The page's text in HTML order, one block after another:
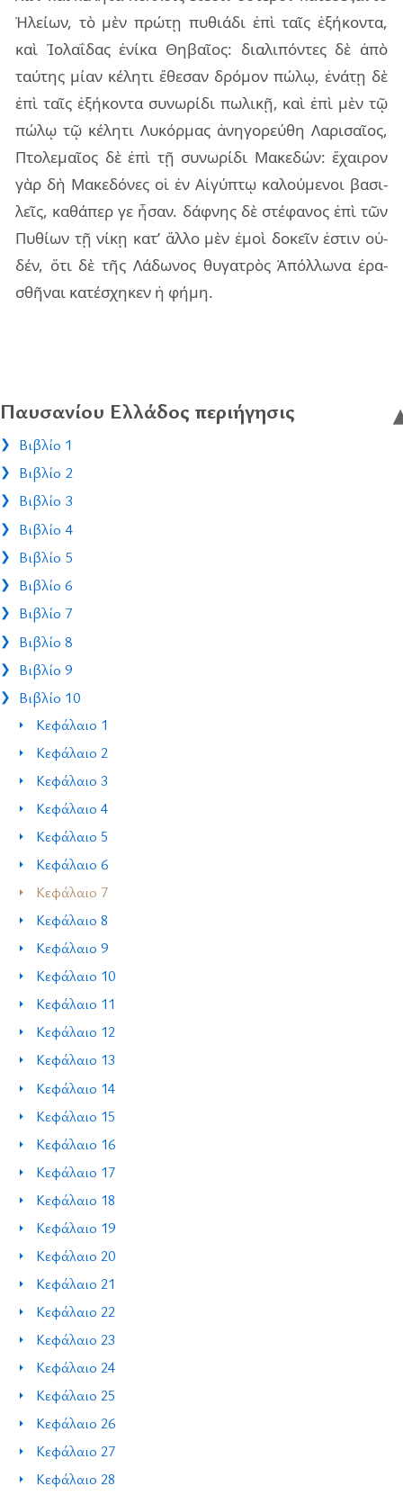
Ἠλεί­ων, τὸ μὲν πρώ­τῃ πυ­θιά­δι ἐπὶ ταῖς ἑξή­κον­τα,
καὶ Ἰολα­ΐ­δας ἐνί­κα Θηβαῖ­ος: δια­λι­πόν­τες δὲ ἀπὸ
ταύ­της μίαν κέ­λη­τι ἔθε­σαν δρό­μον πώλῳ, ἐνά­τῃ δὲ
ἐπὶ ταῖς ἑξή­κον­τα συ­νω­ρί­δι πω­λι­κῇ, καὶ ἐπὶ μὲν τῷ
πώλῳ τῷ κέ­λη­τι Λυκόρ­μας ἀνη­γο­ρεύ­θη Λαρι­σαῖ­ος,
Πτο­λε­μαῖ­ος δὲ ἐπὶ τῇ συ­νω­ρί­δι Μακε­δών: ἔχαι­ρον
γὰρ δὴ Μακε­δό­νες οἱ ἐν Αἰγύ­πτῳ κα­λού­με­νοι βα­σι­
λεῖς, κα­θά­περ γε ἦσαν. δάφ­νης δὲ στέ­φα­νος ἐπὶ τῶν
Πυθί­ων τῇ νίκῃ κατ’ ἄλλο μὲν ἐμοὶ δο­κεῖν ἐστιν οὐ­
δέν, ὅτι δὲ τῆς Λάδω­νος θυ­γα­τρὸς Ἀπόλ­λω­να ἐρα­
σθῆ­ναι κα­τέ­σχη­κεν ἡ φήμη.
Παυσανίου Ελλάδος περιήγησις
Βιβλίο 1
Βιβλίο 2
Βιβλίο 3
Βιβλίο 4
Βιβλίο 5
Βιβλίο 6
Βιβλίο 7
Βιβλίο 8
Βιβλίο 9
Βιβλίο 10
Κεφάλαιο 1
Κεφάλαιο 2
Κεφάλαιο 3
Κεφάλαιο 4
Κεφάλαιο 5
Κεφάλαιο 6
Κεφάλαιο 7
Κεφάλαιο 8
Κεφάλαιο 9
Κεφάλαιο 10
Κεφάλαιο 11
Κεφάλαιο 12
Κεφάλαιο 13
Κεφάλαιο 14
Κεφάλαιο 15
Κεφάλαιο 16
Κεφάλαιο 17
Κεφάλαιο 18
Κεφάλαιο 19
Κεφάλαιο 20
Κεφάλαιο 21
Κεφάλαιο 22
Κεφάλαιο 23
Κεφάλαιο 24
Κεφάλαιο 25
Κεφάλαιο 26
Κεφάλαιο 27
Κεφάλαιο 28